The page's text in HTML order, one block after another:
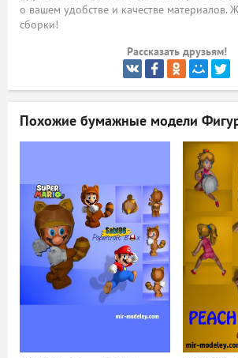
о вашем удобстве и качестве материалов.
сборки!
Рассказать друзьям!
Похожие бумажные модели